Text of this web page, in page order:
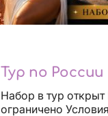
Тур по России
Набор в тур открыт Количество мест
ограничено Условия: Доход от 700 000